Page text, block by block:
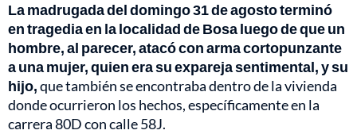
La madrugada del domingo 31 de agosto terminó
en tragedia en la localidad de Bosa luego de que un
hombre, al parecer, atacó con arma cortopunzante
a una mujer, quien era su expareja sentimental, y su
hijo,que también se encontraba dentro de la vivienda
donde ocurrieron los hechos, específicamente en la
carrera 80D con calle 58J.